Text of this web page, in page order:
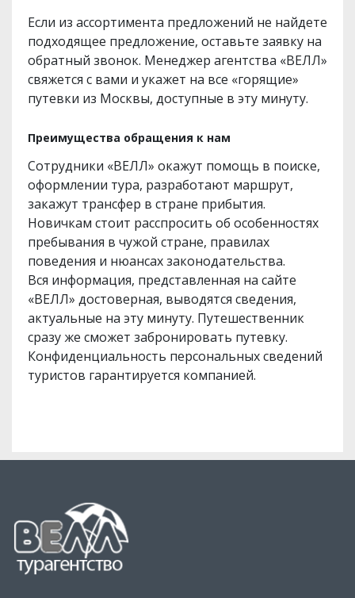
Если из ассортимента предложений не найдете
подходящее предложение, оставьте заявку на
обратный звонок. Менеджер агентства «ВЕЛЛ»
свяжется с вами и укажет на все «горящие»
путевки из Москвы, доступные в эту минуту.
Преимущества обращения к нам
Сотрудники «ВЕЛЛ» окажут помощь в поиске,
оформлении тура, разработают маршрут,
закажут трансфер в стране прибытия.
Новичкам стоит расспросить об особенностях
пребывания в чужой стране, правилах
поведения и нюансах законодательства.
Вся информация, представленная на сайте
«ВЕЛЛ» достоверная, выводятся сведения,
актуальные на эту минуту. Путешественник
сразу же сможет забронировать путевку.
Конфиденциальность персональных сведений
туристов гарантируется компанией.